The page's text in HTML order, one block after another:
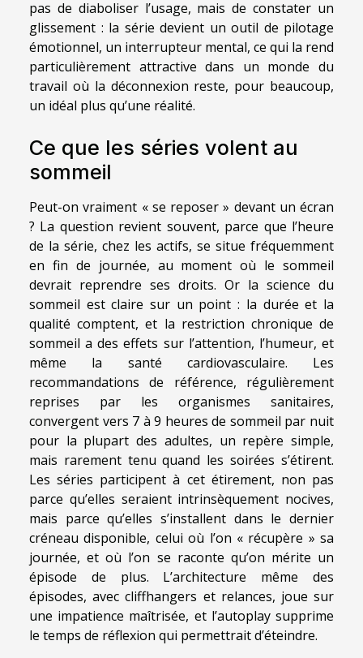
pas de diaboliser l’usage, mais de constater un
glissement : la série devient un outil de pilotage
émotionnel, un interrupteur mental, ce qui la rend
particulièrement attractive dans un monde du
travail où la déconnexion reste, pour beaucoup,
un idéal plus qu’une réalité.
Ce que les séries volent au
sommeil
Peut-on vraiment « se reposer » devant un écran
? La question revient souvent, parce que l’heure
de la série, chez les actifs, se situe fréquemment
en fin de journée, au moment où le sommeil
devrait reprendre ses droits. Or la science du
sommeil est claire sur un point : la durée et la
qualité comptent, et la restriction chronique de
sommeil a des effets sur l’attention, l’humeur, et
même la santé cardiovasculaire. Les
recommandations de référence, régulièrement
reprises par les organismes sanitaires,
convergent vers 7 à 9 heures de sommeil par nuit
pour la plupart des adultes, un repère simple,
mais rarement tenu quand les soirées s’étirent.
Les séries participent à cet étirement, non pas
parce qu’elles seraient intrinsèquement nocives,
mais parce qu’elles s’installent dans le dernier
créneau disponible, celui où l’on « récupère » sa
journée, et où l’on se raconte qu’on mérite un
épisode de plus. L’architecture même des
épisodes, avec cliffhangers et relances, joue sur
une impatience maîtrisée, et l’autoplay supprime
le temps de réflexion qui permettrait d’éteindre.